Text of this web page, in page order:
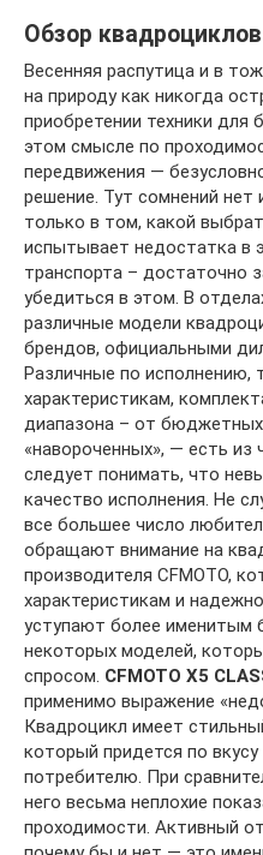
Обзор квадроциклов
Весенняя распутица и в
на природу как никогда
приобретении техники для
этом смысле по
передвижения —
решение. Тут сомнений
только в том, какой
испытывает недостатка в
транспорта – достаточно
убедиться в этом. В
различные модели
брендов, официальными
Различные по исполнению,
характеристикам,
диапазона – от
«навороченных», — есть из
следует понимать, что
качество исполнения. Не
все большее число
обращают внимание на
производителя CFMOTO,
характеристикам и
уступают более именитым
некоторых моделей,
спросом. CFMOTO X5
применимо выражение
Квадроцикл имеет
который придется по
потребителю. При
него весьма неплохие
проходимости. Активный